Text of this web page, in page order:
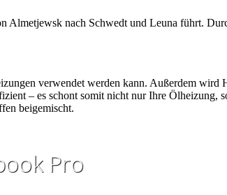
Almetjewsk nach Schwedt und Leuna führt.
verwendet werden kann. Außerdem
– es schont somit nicht nur Ihre
beigemischt.
Pro